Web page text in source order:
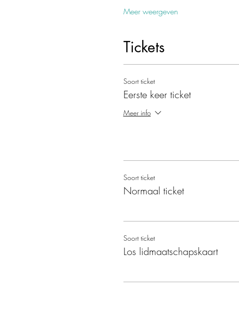
Meer weergeven
Tickets
Soort ticket
Eerste keer ticket
Meer info
Soort ticket
Normaal ticket
Soort ticket
Los lidmaatschapskaart